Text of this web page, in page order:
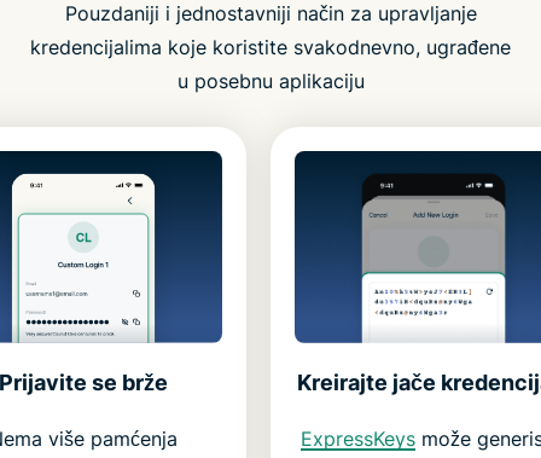
Pouzdaniji i jednostavniji način za upravljanje
kredencijalima koje koristite svakodnevno, ugrađene
u posebnu aplikaciju
Prijavite se brže
više pamćenja
Kreirajte jače
ExpressKeys može